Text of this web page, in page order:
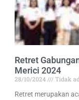
Retret
Merici 2024
28/10/2024
Tidak
Retret merupakan